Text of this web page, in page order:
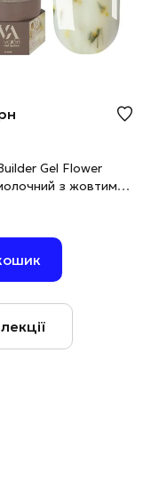
Gel Flower
з жовтими